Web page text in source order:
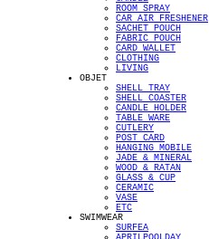
ROOM SPRAY
CAR AIR FRESHENER
SACHET POUCH
FABRIC POUCH
CARD WALLET
CLOTHING
LIVING
OBJET
SHELL TRAY
SHELL COASTER
CANDLE HOLDER
TABLE WARE
CUTLERY
POST CARD
HANGING MOBILE
JADE & MINERAL
WOOD & RATAN
GLASS & CUP
CERAMIC
VASE
ETC
SWIMWEAR
SURFEA